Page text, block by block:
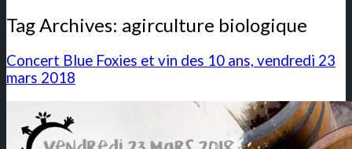
Tag Archives: agirculture biologique
Concert Blue Foxies et vin des 10 ans, vendredi 23
mars 2018